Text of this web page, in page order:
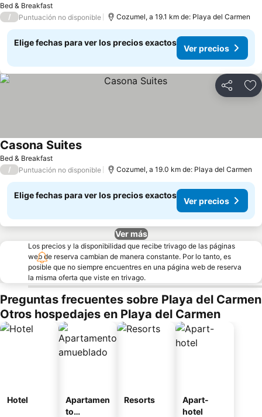
Bed & Breakfast
/ Puntuación no disponible Cozumel, a 19.1 km de: Playa del Carmen
Elige fechas para ver los precios exactos
Ver precios
Compartir
Bed & Breakfast
Casona SuitesVer precios
/ Puntuación no disponible Cozumel, a 19.0 km de: Playa del Carmen
Elige fechas para ver los precios exactos
Ver precios
Ver más
Los precios y la disponibilidad que recibe trivago de las páginas
web de reserva cambian de manera constante. Por lo tanto, es
posible que no siempre encuentres en una página web de reserva
la misma oferta que viste en trivago.
Preguntas frecuentes sobre Playa del Carmen
Otros hospedajes en Playa del Carmen
Hotel
Apartamen
to
Resorts
Apart-
hotel